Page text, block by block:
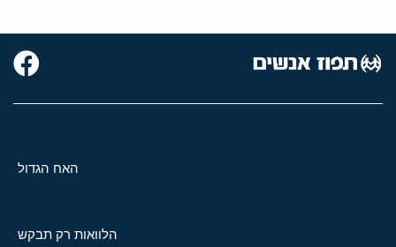
האח הגדול
הלוואות רק תבקש